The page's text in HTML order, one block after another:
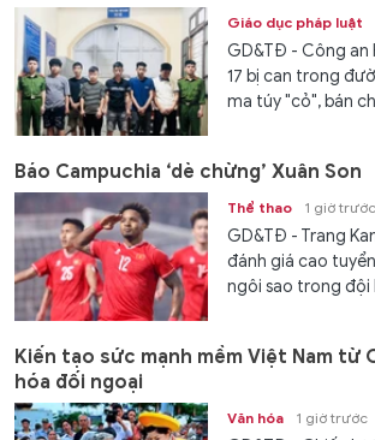
Giáo dục pháp luật
GD&TĐ - Công an
17 bị can trong
ma túy "cỏ", bán
Báo Campuchia ‘dè chừng’ Xuân Son
Thể thao 1 giờ trước
GD&TĐ - Trang
đánh giá cao
ngôi sao trong đội
Kiến tạo sức mạnh mềm Việt Nam từ
hóa đối ngoại
Văn hóa 1 giờ trước